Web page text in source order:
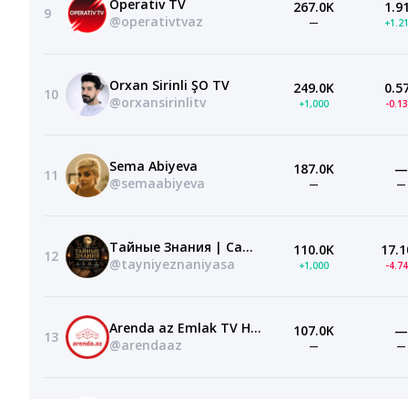
9
Operativ TV
@operativtvaz
267.0K
—
10
Orxan Sirinli ŞO TV
@orxansirinlitv
249.0K
+1,000 -
11
Sema Abiyeva
@semaabiyeva
187.0K
—
—
—
12
Тайные Знания | Самир Али
@tayniyeznaniyasa
110.0K
+1,000 -
13
Arenda az Emlak TV Недвижимость в Баку
@arendaaz
107.0K
—
—
—